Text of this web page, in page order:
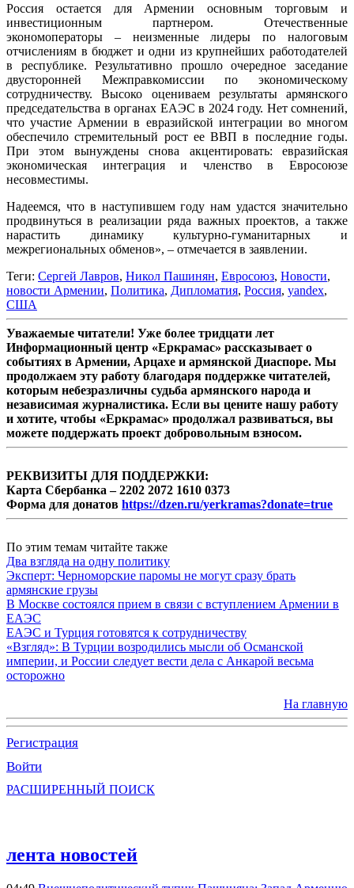
Россия остается для Армении основным торговым и
инвестиционным партнером. Отечественные
экономоператоры – неизменные лидеры по налоговым
отчислениям в бюджет и одни из крупнейших работодателей
в республике. Результативно прошло очередное заседание
двусторонней Межправкомиссии по экономическому
сотрудничеству. Высоко оцениваем результаты армянского
председательства в органах ЕАЭС в 2024 году. Нет сомнений,
что участие Армении в евразийской интеграции во многом
обеспечило стремительный рост ее ВВП в последние годы.
При этом вынуждены снова акцентировать: евразийская
экономическая интеграция и членство в Евросоюзе
несовместимы.
Надеемся, что в наступившем году нам удастся значительно
продвинуться в реализации ряда важных проектов, а также
нарастить динамику культурно-гуманитарных и
межрегиональных обменов», – отмечается в заявлении.
Теги: Cергей Лавров, Никол Пашинян, Евросоюз, Новости,
новости Армении, Политика, Дипломатия, Россия, yandex,
США
Уважаемые читатели! Уже более тридцати лет
Информационный центр «Еркрамас» рассказывает о
событиях в Армении, Арцахе и армянской Диаспоре. Мы
продолжаем эту работу благодаря поддержке читателей,
которым небезразличны судьба армянского народа и
независимая журналистика. Если вы цените нашу работу
и хотите, чтобы «Еркрамас» продолжал развиваться, вы
можете поддержать проект добровольным взносом.
РЕКВИЗИТЫ ДЛЯ ПОДДЕРЖКИ:
Карта Сбербанка – 2202 2072 1610 0373
Форма для донатов https://dzen.ru/yerkramas?donate=true
По этим темам читайте также
Два взгляда на одну политику
Эксперт: Черноморские паромы не могут сразу брать
армянские грузы
В Москве состоялся прием в связи с вступлением Армении в
ЕАЭС
ЕАЭС и Турция готовятся к сотрудничеству
«Взгляд»: В Турции возродились мысли об Османской
империи, и России следует вести дела с Анкарой весьма
осторожно
На главную
Регистрация
Войти
РАСШИРЕННЫЙ ПОИСК
лента новостей